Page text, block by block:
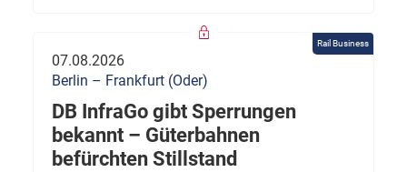
Rail Business
07.08.2026
Berlin – Frankfurt (Oder)
DB InfraGo gibt Sperrungen
bekannt – Güterbahnen
befürchten Stillstand